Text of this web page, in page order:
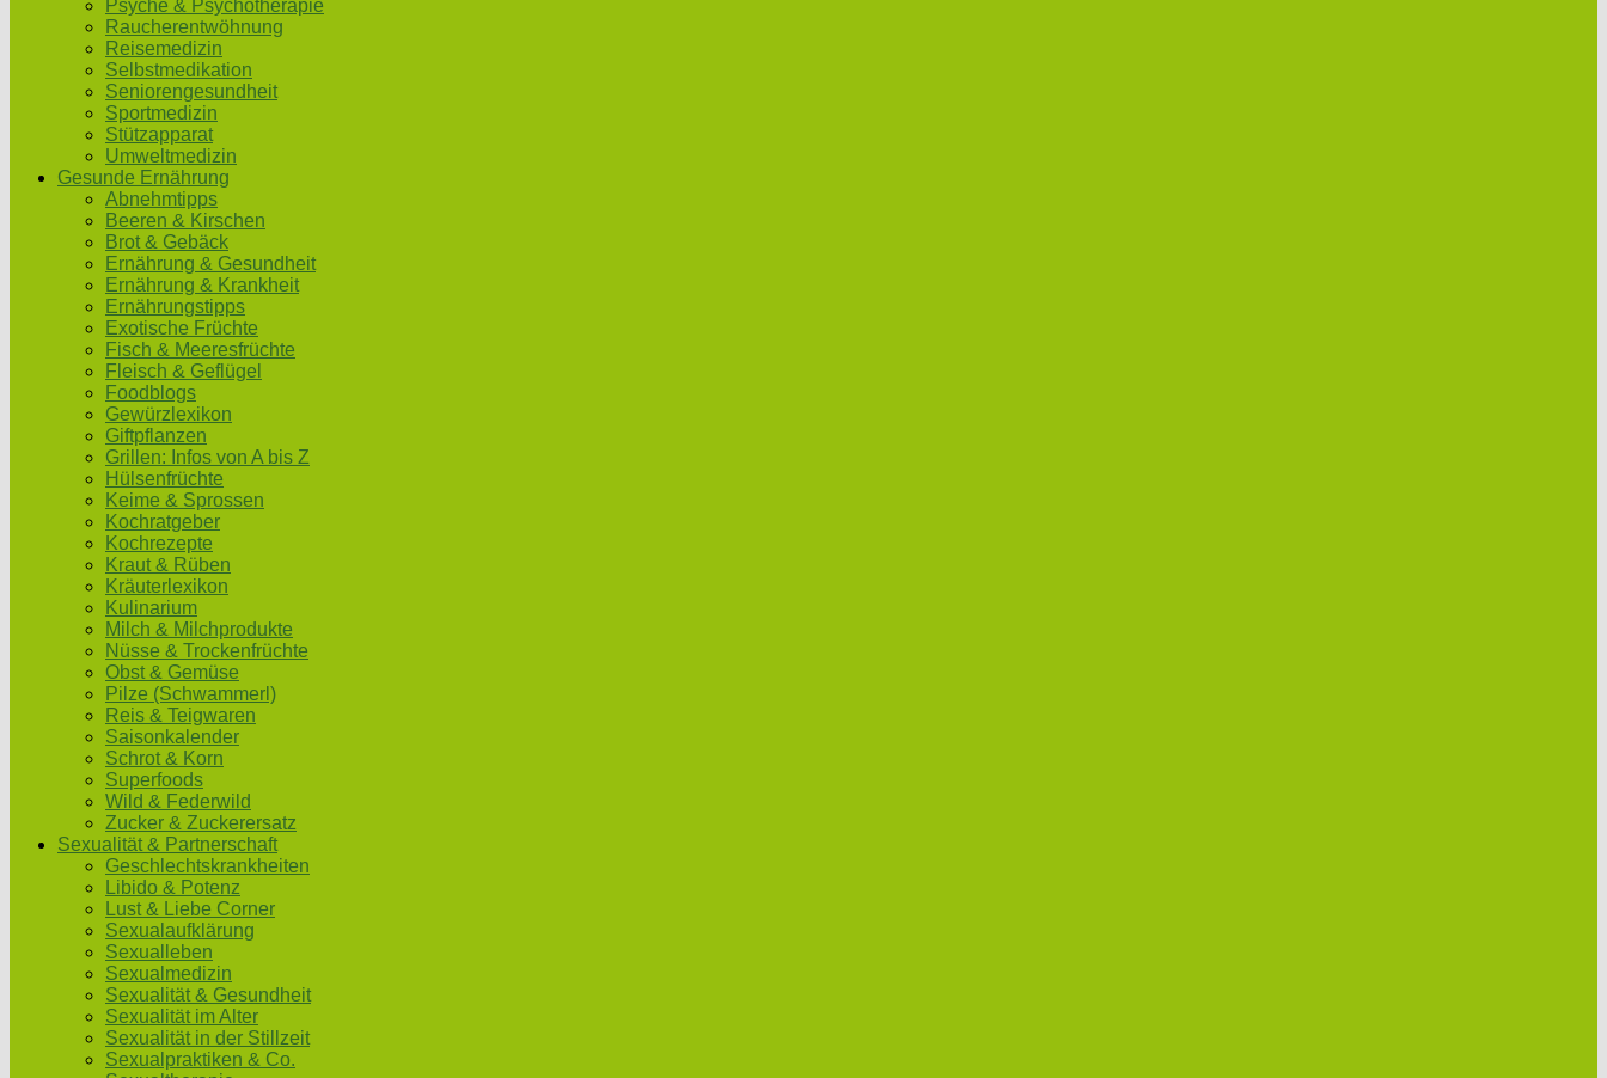
Psyche & Psychotherapie
Raucherentwöhnung
Reisemedizin
Selbstmedikation
Seniorengesundheit
Sportmedizin
Stützapparat
Umweltmedizin
Gesunde Ernährung
Abnehmtipps
Beeren & Kirschen
Brot & Gebäck
Ernährung & Gesundheit
Ernährung & Krankheit
Ernährungstipps
Exotische Früchte
Fisch & Meeresfrüchte
Fleisch & Geflügel
Foodblogs
Gewürzlexikon
Giftpflanzen
Grillen: Infos von A bis Z
Hülsenfrüchte
Keime & Sprossen
Kochratgeber
Kochrezepte
Kraut & Rüben
Kräuterlexikon
Kulinarium
Milch & Milchprodukte
Nüsse & Trockenfrüchte
Obst & Gemüse
Pilze (Schwammerl)
Reis & Teigwaren
Saisonkalender
Schrot & Korn
Superfoods
Wild & Federwild
Zucker & Zuckerersatz
Sexualität & Partnerschaft
Geschlechtskrankheiten
Libido & Potenz
Lust & Liebe Corner
Sexualaufklärung
Sexualleben
Sexualmedizin
Sexualität & Gesundheit
Sexualität im Alter
Sexualität in der Stillzeit
Sexualpraktiken & Co.